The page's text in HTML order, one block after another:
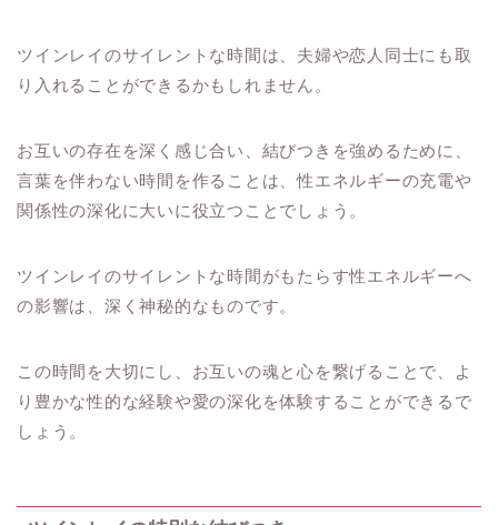
ツインレイのサイレントな時間は、夫婦や恋人同士にも取
り入れることができるかもしれません。
お互いの存在を深く感じ合い、結びつきを強めるために、
言葉を伴わない時間を作ることは、性エネルギーの充電や
関係性の深化に大いに役立つことでしょう。
ツインレイのサイレントな時間がもたらす性エネルギーへ
の影響は、深く神秘的なものです。
この時間を大切にし、お互いの魂と心を繋げることで、よ
り豊かな性的な経験や愛の深化を体験することができるで
しょう。